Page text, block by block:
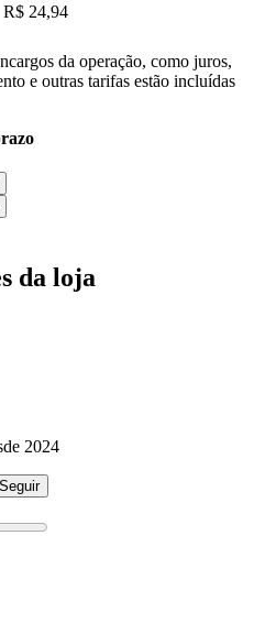
R$ 24,94
da operação, como juros,
e outras tarifas estão incluídas
da loja
2024
Seguir